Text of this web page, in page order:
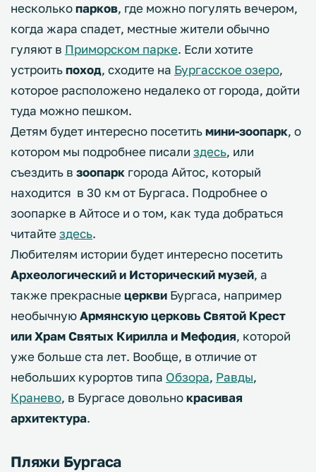
несколькопарков, где можно погулять вечером,
когда жара спадет, местные жители обычно
гуляют в Приморском парке. Если хотите
устроитьпоход, сходите на Бургасское озеро,
которое расположено недалеко от города, дойти
туда можно пешком.
Детям будет интересно посетитьмини-зоопарк, о
котором мы подробнее писали здесь, или
съездить в зоопарк города Айтос, который
находится в 30 км от Бургаса. Подробнее о
зоопарке в Айтосе и о том, как туда добраться
читайте здесь.
Любителям истории будет интересно посетить
Археологический и Исторический музей, а
также прекрасные церкви Бургаса, например
необычнуюАрмянскую церковь Святой Крест
или Храм Святых Кирилла и Мефодия, которой
уже больше ста лет. Вообще, в отличие от
небольших курортов типа Обзора, Равды,
Кранево, в Бургасе довольнокрасивая
архитектура.
Пляжи Бургаса